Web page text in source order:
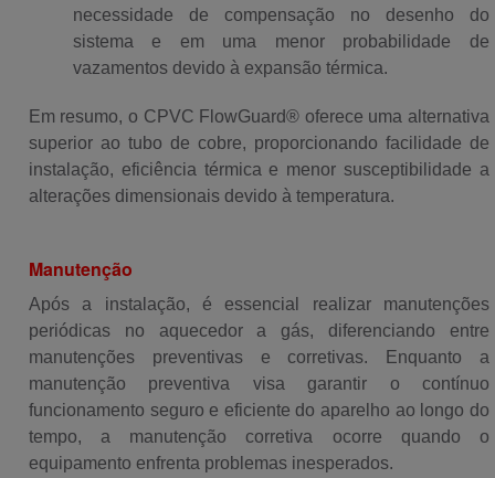
necessidade de compensação no desenho do
sistema e em uma menor probabilidade de
vazamentos devido à expansão térmica.
Em resumo, o CPVC FlowGuard® oferece uma alternativa
superior ao tubo de cobre, proporcionando facilidade de
instalação, eficiência térmica e menor susceptibilidade a
alterações dimensionais devido à temperatura.
Manutenção
Após a instalação, é essencial realizar manutenções
periódicas no aquecedor a gás, diferenciando entre
manutenções preventivas e corretivas. Enquanto a
manutenção preventiva visa garantir o contínuo
funcionamento seguro e eficiente do aparelho ao longo do
tempo, a manutenção corretiva ocorre quando o
equipamento enfrenta problemas inesperados.